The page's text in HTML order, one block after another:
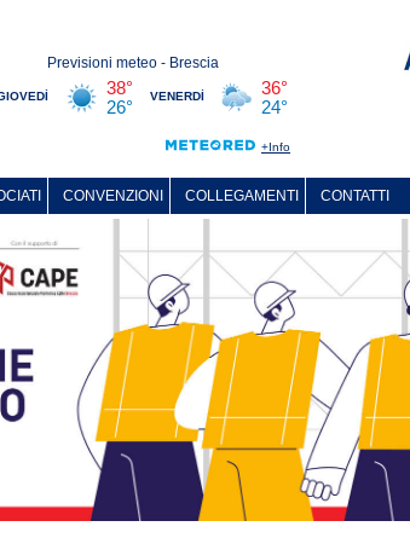
CONVENZIONI COLLEGAMENTI CONTATTI